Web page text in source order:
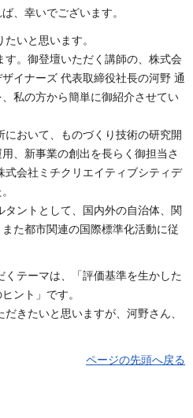
、幸いでございます。
いと思います。
す。御登壇いただく講師の、株式会
イナーズ 代表取締役社長の河野 通
私の方から簡単に御紹介させてい
おいて、ものづくり技術の研究開
、新事業の創出を長らく御担当さ
会社ミチクリエイティブシティデ
タントとして、国内外の自治体、関
た都市関連の国際標準化活動に従
テーマは、「評価基準を生かした
ント」です。
きたいと思いますが、河野さん、
ページの先頭へ戻る